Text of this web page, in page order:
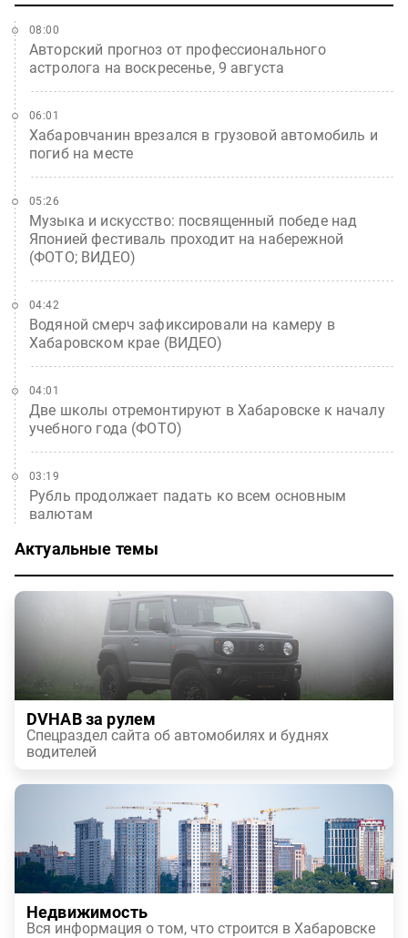
Авторский прогноз от профессионального
астролога на воскресенье, 9 августа
08:00
Хабаровчанин врезался в грузовой автомобиль и
погиб на месте
06:01
Музыка и искусство: посвященный победе над
Японией фестиваль проходит на набережной
(ФОТО; ВИДЕО)
05:26
Водяной смерч зафиксировали на камеру в
Хабаровском крае (ВИДЕО)
04:42
Две школы отремонтируют в Хабаровске к началу
учебного года (ФОТО)
04:01
Рубль продолжает падать ко всем основным
валютам
03:19
Актуальные темы
DVHAB за рулем
Спецраздел сайта об автомобилях и буднях
водителей
Недвижимость
Вся информация о том, что строится в Хабаровске